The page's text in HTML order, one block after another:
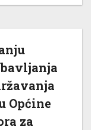
Općine
za